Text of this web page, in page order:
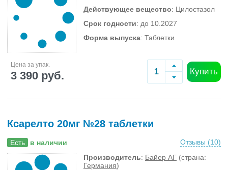
Действующее вещество: Цилостазол
Срок годности: до 10.2027
Форма выпуска: Таблетки
Цена за упак.
3 390 руб. Купить
Ксарелто 20мг №28 таблетки
Есть в наличии Отзывы (10)
Производитель: Байер АГ (страна:
Германия)